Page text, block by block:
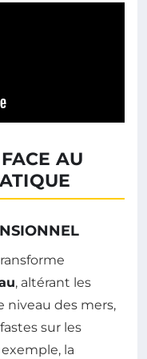
AU
, altérant les
niveau des mers,
sur les
la